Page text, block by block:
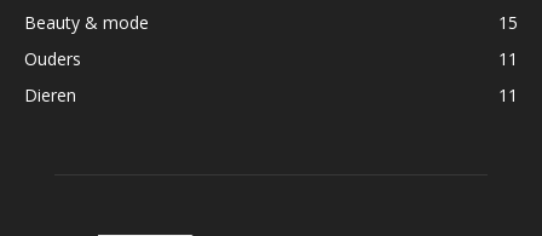
Beauty & mode
15
Ouders
11
Dieren
11